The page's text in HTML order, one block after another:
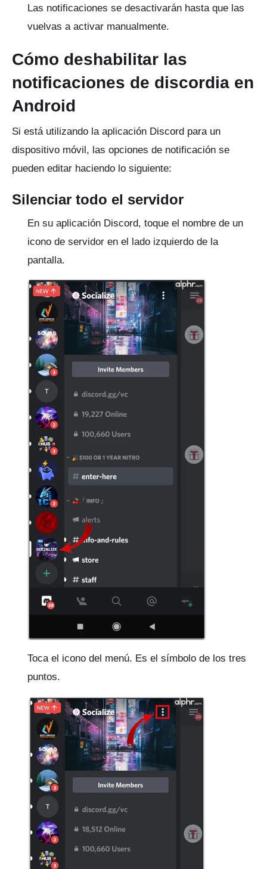
Las notificaciones se desactivarán hasta que las
vuelvas a activar manualmente.
Cómo deshabilitar las
notificaciones de discordia en
Android
Si está utilizando la aplicación Discord para un
dispositivo móvil, las opciones de notificación se
pueden editar haciendo lo siguiente:
Silenciar todo el servidor
En su aplicación Discord, toque el nombre de un
icono de servidor en el lado izquierdo de la
pantalla.
Toca el icono del menú. Es el símbolo de los tres
puntos.